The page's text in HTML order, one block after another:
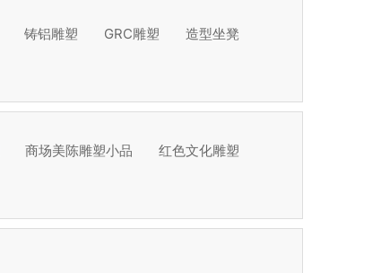
铸铝雕塑 GRC雕塑
造型坐凳
商场美陈雕塑小品
红色文化雕塑